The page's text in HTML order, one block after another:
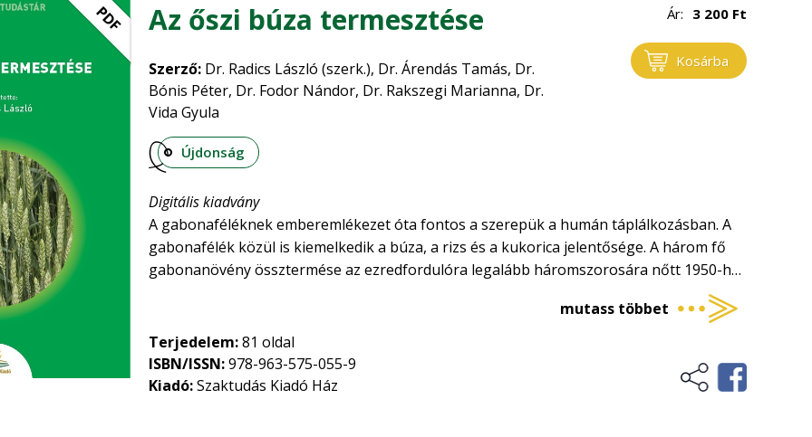
PDF Az őszi búza termesztése
Szerző: Dr. Radics László (szerk.), Dr. Árendás Tamás, Dr.
Bónis Péter, Dr. Fodor Nándor, Dr. Rakszegi Marianna, Dr.
Vida Gyula
Újdonság
Ár: 3 200 Ft
Kosárba
Digitális kiadvány
A gabonaféléknek emberemlékezet óta fontos a szerepük a humán táplálkozásban. A
gabonafélék közül is kiemelkedik a búza, a rizs és a kukorica jelentősége. A három fő
gabonanövény össztermése az ezredfordulóra legalább háromszorosára nőtt 1950-hez
viszonyítva. A búza legfontosabb előnye, hogy a szemterméséből liszt és dara őrölhető,
ami a kenyér, a péksütemények, a tészták és más termékek alapanyaga. Magyarország
természeti adottságai a gabonatermesztésre predesztinálnak. Az EU-tagországok
közül a mi exporthányadunk a legnagyobb, meghaladja a 40%-ot, miközben az EU-ban
átlagosan 16‒17%. Éljünk a komparatív előnyünkkel, termesszünk kiváló minőségű
mutass többet
Terjedelem:81 oldal
ISBN/ISSN:978-963-575-055-9
Kiadó:Szaktudás Kiadó Ház